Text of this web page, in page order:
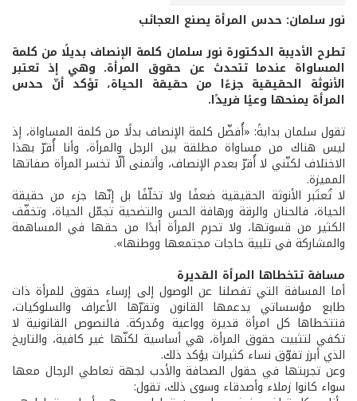
نور سلمان: حدس المرأة يصنع العجائب
تطرح الأديبة الدكتورة نور سلمان كلمة الإنصاف بديلًا من كلمة
المساواة عندما تتحدث عن حقوق المرأة. وهي إذ تعتبر
الأنوثة الحقيقية جزءًا من حقيقة الحياة، تؤكد أنّ حدس
المرأة يمنحها وعيًا فريدًا.
تقول سلمان بدايةً: «أُفضّل كلمة الإنصاف بدلًا من كلمة المساواة، إذ
ليس هناك من مساواة مطلقة بين الرجل والمرأة، وأنا أُقرّ بهذا
الاختلاف لكنّني لا أُقرّ بعدم الإنصاف، وأتمنى ألّا تخسر المرأة صفاتها
المميزة.
لا تُعتَبر الأنوثة الحقيقية ضعفًا ولا تخلّفًا بل إنّها جزء من حقيقة
الحياة، فالحنان والرقة ورهافة الحس والتضحية تجمّل الحياة، وتخفّف
الكثير من قسوتها، ولا تحرم المرأة أبدًا من حقها في المساهمة
والمشاركة في تلبية حاجات مجتمعها ووطنها».
مسافة تتخطاها المرأة القديرة
أما المسافة التي تفصلنا عن الوصول إلى إرساء حقوق للمرأة ذات
طابع مؤسساتي يدعمها القانون وتقرّها الأعراف والسلوكيات،
فتتخطاها كل امرأة قديرة وواعية ومُدركة. فالنصوص القانونية لا
تكفي لتثبيت حقوق المرأة، هي أساسية لكنّها غير كافية، والتاريخ
الذي أبرز تفوّق نساء كثيرات يؤكد ذلك.
وعن تجربتها في حقول الصحافة والأدب لجهة تعاطي الرجال معها
سواء كانوا زملاء وأصدقاء وسوى ذلك، تقول: